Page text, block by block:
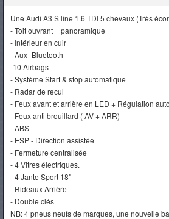
Une Audi A3 S line 1.6 TDI 5 chevaux (Très
- Toit ouvrant + panoramique
- Intérieur en cuir
- Aux -Bluetooth
-10 Airbags
- Système Start & stop automatique
- Radar de recul
- Feux avant et arrière en LED + Régulation
- Feux anti brouillard ( AV + ARR)
- ABS
- ESP - Direction assistée
- Fermeture centralisée
- 4 Vitres électriques.
- 4 Jante Sport 18"
- Rideaux Arrière
- Double clés
NB: 4 pneus neufs de marques, une nouvelle